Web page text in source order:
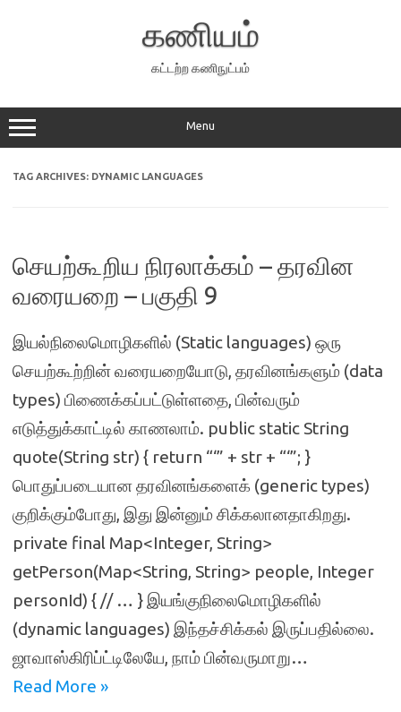
கணியம்
கட்டற்ற கணிநுட்பம்
Menu
TAG ARCHIVES: DYNAMIC LANGUAGES
செயற்கூறிய நிரலாக்கம் – தரவின
வரையறை – பகுதி 9
இயல்நிலைமொழிகளில் (Static languages) ஒரு
செயற்கூற்றின் வரையறையோடு, தரவினங்களும் (data
types) பிணைக்கப்பட்டுள்ளதை, பின்வரும்
எடுத்துக்காட்டில் காணலாம். public static String
quote(String str) { return “‘” + str + “‘”; }
பொதுப்படையான தரவினங்களைக் (generic types)
குறிக்கும்போது, இது இன்னும் சிக்கலானதாகிறது.
private final Map<Integer, String>
getPerson(Map<String, String> people, Integer
personId) { // … } இயங்குநிலைமொழிகளில்
(dynamic languages) இந்தச்சிக்கல் இருப்பதில்லை.
ஜாவாஸ்கிரிப்ட்டிலேயே, நாம் பின்வருமாறு…
Read More »